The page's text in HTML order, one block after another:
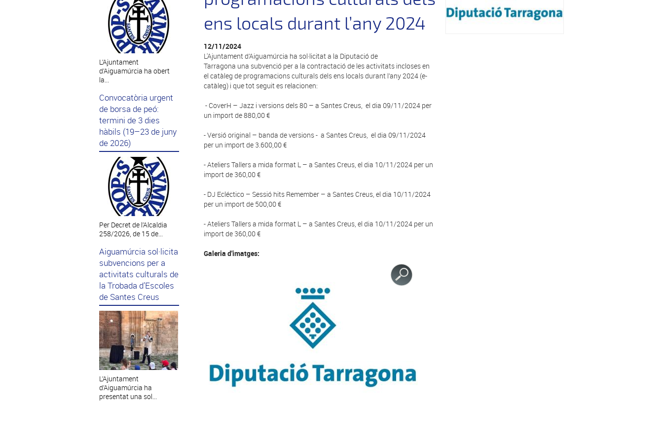
L’Ajuntament
d’Aiguamúrcia ha obert
la...
Convocatòria urgent
de borsa de peó:
termini de 3 dies
hàbils (19–23 de juny
de 2026)
Per Decret de l’Alcaldia
258/2026, de 15 de...
Aiguamúrcia sol·licita
subvencions per a
activitats culturals de
la Trobada d’Escoles
de Santes Creus
L’Ajuntament
d’Aiguamúrcia ha
presentat una sol...
ens locals durant l’any 2024
12/11/2024
L'Ajuntament d’Aiguamúrcia ha sol·licitat a la Diputació de
Tarragona una subvenció per a la contractació de les activitats incloses en
el catàleg de programacions culturals dels ens locals durant l’any 2024 (e-
catàleg) i que tot seguit es relacionen:
- CoverH – Jazz i versions dels 80 – a Santes Creus, el dia 09/11/2024 per
un import de 880,00 €
- Versió original – banda de versions - a Santes Creus, el dia 09/11/2024
per un import de 3.600,00 €
- Ateliers Tallers a mida format L – a Santes Creus, el dia 10/11/2024 per un
import de 360,00 €
- DJ Ecléctico – Sessió hits Remember – a Santes Creus, el dia 10/11/2024
per un import de 500,00 €
- Ateliers Tallers a mida format L – a Santes Creus, el dia 10/11/2024 per un
import de 360,00 €
Galeria d'imatges: